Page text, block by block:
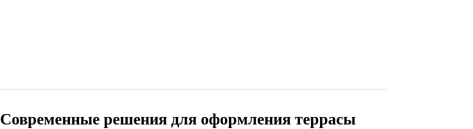
Современные решения для оформления террасы